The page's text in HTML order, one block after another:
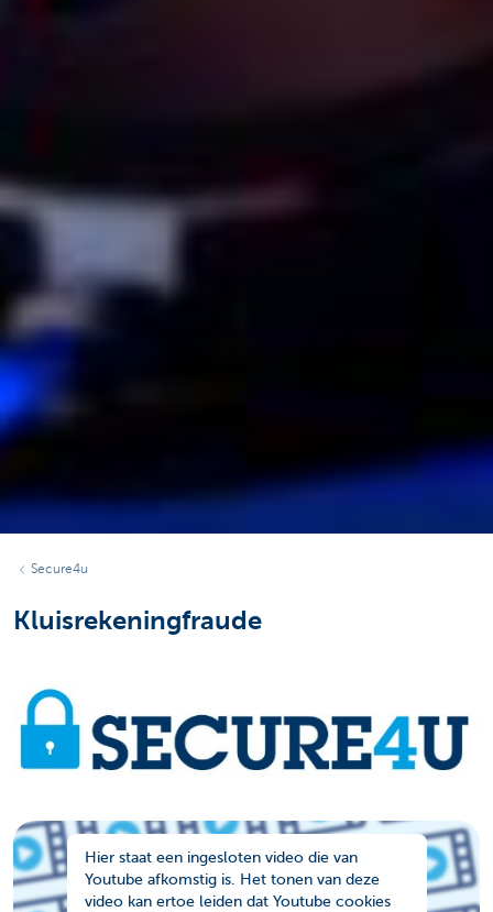
Secure4u
Kluisrekeningfraude
Hier staat een ingesloten video die van
Youtube afkomstig is. Het tonen van deze
video kan ertoe leiden dat Youtube cookies